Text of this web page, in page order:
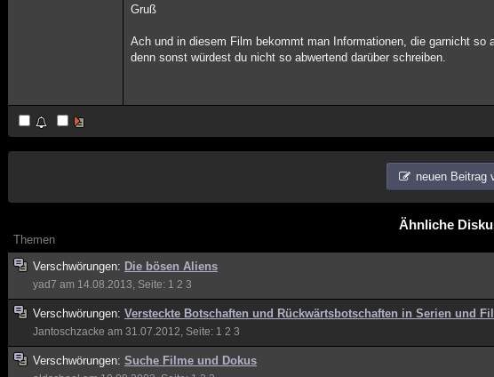
Gruß
Ach und in diesem Film bekommt man Informationen, die garnicht
denn sonst würdest du nicht so abwertend darüber schreiben.
neuen Beitrag
Ähnliche
Themen
Verschwörungen: Die bösen Aliens
yad7 am 14.08.2013, Seite: 1 2 3
Verschwörungen: Versteckte Botschaften und Rückwärtsbotschaften in Serien und
Jantoschzacke am 31.07.2012, Seite: 1 2 3
Verschwörungen: Suche Filme und Dokus